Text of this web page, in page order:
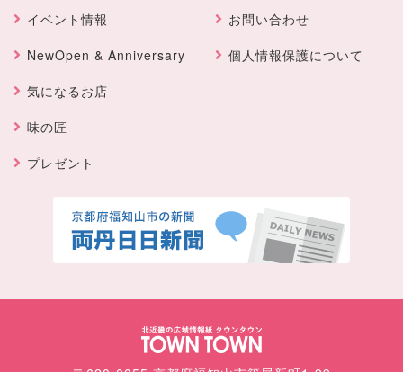
イベント情報
NewOpen & Anniversary
気になるお店
味の匠
プレゼント
お問い合わせ
個人情報保護について